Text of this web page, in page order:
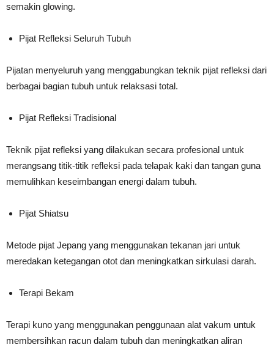
semakin glowing.
Pijat Refleksi Seluruh Tubuh
Pijatan menyeluruh yang menggabungkan teknik pijat refleksi dari
berbagai bagian tubuh untuk relaksasi total.
Pijat Refleksi Tradisional
Teknik pijat refleksi yang dilakukan secara profesional untuk
merangsang titik-titik refleksi pada telapak kaki dan tangan guna
memulihkan keseimbangan energi dalam tubuh.
Pijat Shiatsu
Metode pijat Jepang yang menggunakan tekanan jari untuk
meredakan ketegangan otot dan meningkatkan sirkulasi darah.
Terapi Bekam
Terapi kuno yang menggunakan penggunaan alat vakum untuk
membersihkan racun dalam tubuh dan meningkatkan aliran